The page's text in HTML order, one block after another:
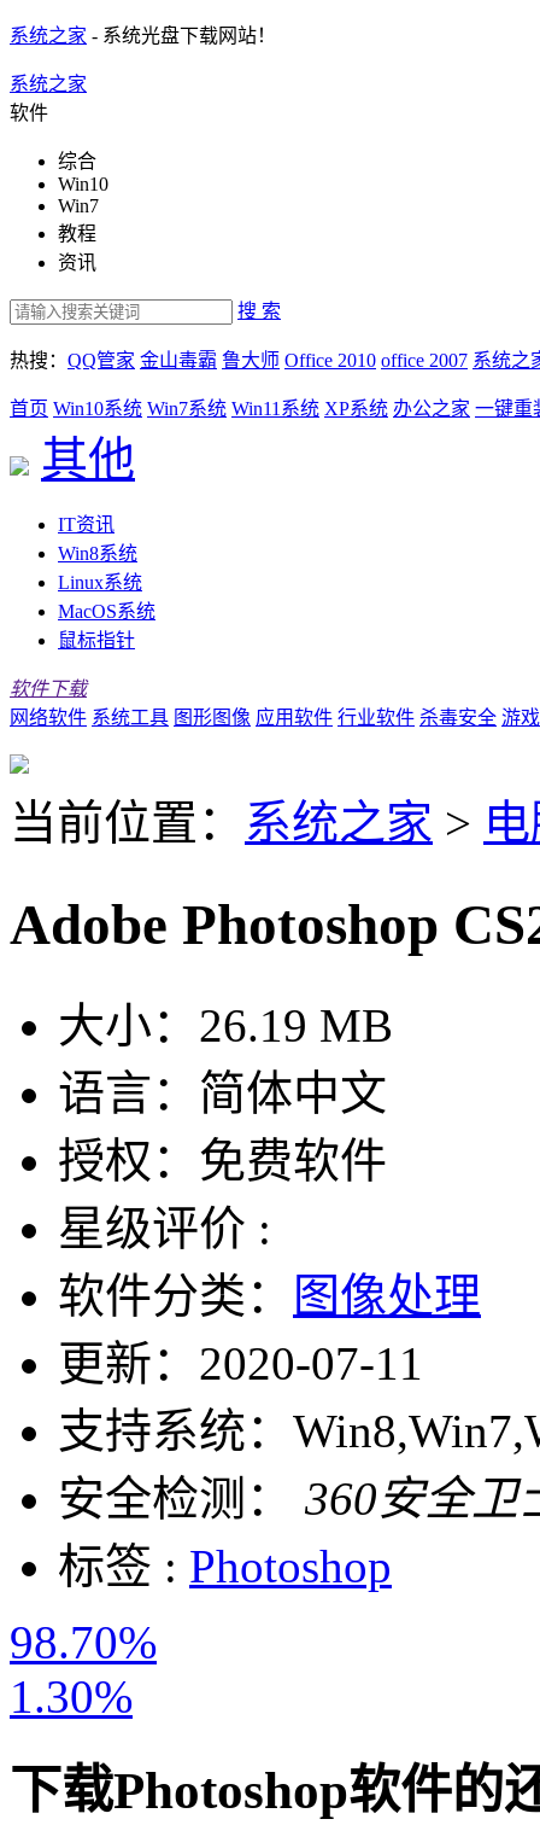
系统之家 - 系统光盘下载网站！
系统之家
软件
综合
Win10
Win7
教程
资讯
搜 索
热搜： QQ管家 金山毒霸 鲁大师 Office 2010 office 2007 系统之
首页 Win10系统 Win7系统 Win11系统 XP系统 办公之家 一键重
其他
IT资讯
Win8系统
Linux系统
MacOS系统
鼠标指针
软件下载
网络软件 系统工具 图形图像 应用软件 行业软件 杀毒安全 游
当前位置： 系统之家 >
Adobe Photoshop
大小： 26.19 MB
语言： 简体中文
授权： 免费软件
星级评价 :
软件分类：
图像处理
更新： 2020-07-11
支持系统：
安全检测：
360安全卫
标签 : Photoshop
98.70%
1.30%
下载Photoshop软件的